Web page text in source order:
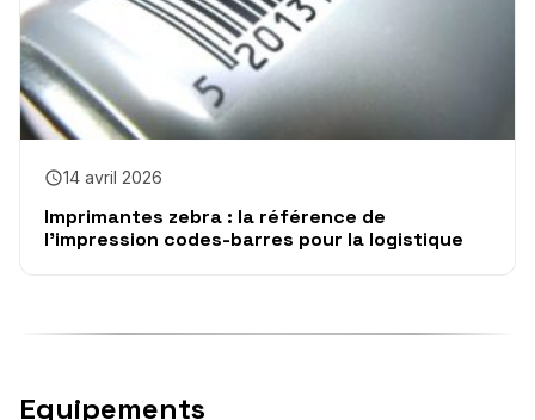
14 avril 2026
Imprimantes zebra : la référence de
l’impression codes-barres pour la logistique
Equipements